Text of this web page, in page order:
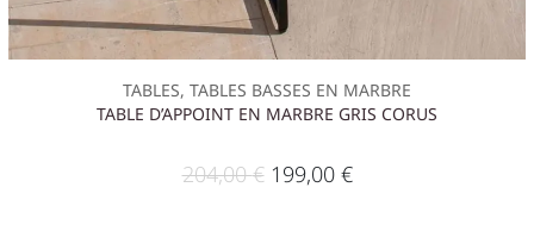
TABLES, TABLES BASSES EN MARBRE
TABLE D’APPOINT EN MARBRE GRIS CORUS
204,00€ 199,00 €